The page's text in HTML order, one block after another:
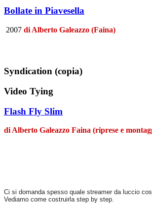
Bollate in Piavesella
2007 di Alberto Galeazzo (Faina)
Syndication (copia)
Video Tying
Flash Fly Slim
di Alberto Galeazzo Faina (riprese e
Ci si domanda spesso quale streamer da luccio
Vediamo come costruirla step by step.